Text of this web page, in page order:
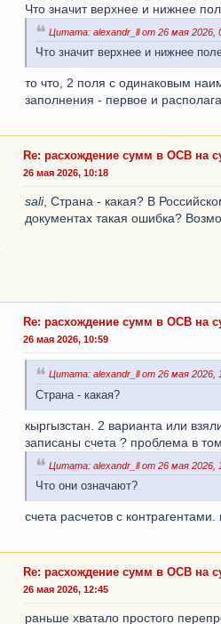
Что значит верхнее и нижнее
Цитата: alexandr_ll от 26 мая 2026,
Что значит верхнее и нижнее
то что, 2 поля с одинаковым
заполнения - первое и
Re: расхождение сумм в ОСВ на
26 мая 2026, 10:18
sali, Страна - какая? В
документах такая ошибка?
Re: расхождение сумм в ОСВ на
26 мая 2026, 10:59
Цитата: alexandr_ll от 26 мая 2026,
Страна - какая?
кыргызстан. 2 варианта или
записаны счета ? проблема в
Цитата: alexandr_ll от 26 мая 2026,
Что они означают?
счета расчетов с
Re: расхождение сумм в ОСВ на
26 мая 2026, 12:45
раньше хватало простого